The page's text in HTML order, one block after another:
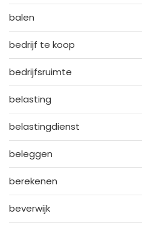
balen
bedrijf te koop
bedrijfsruimte
belasting
belastingdienst
beleggen
berekenen
beverwijk